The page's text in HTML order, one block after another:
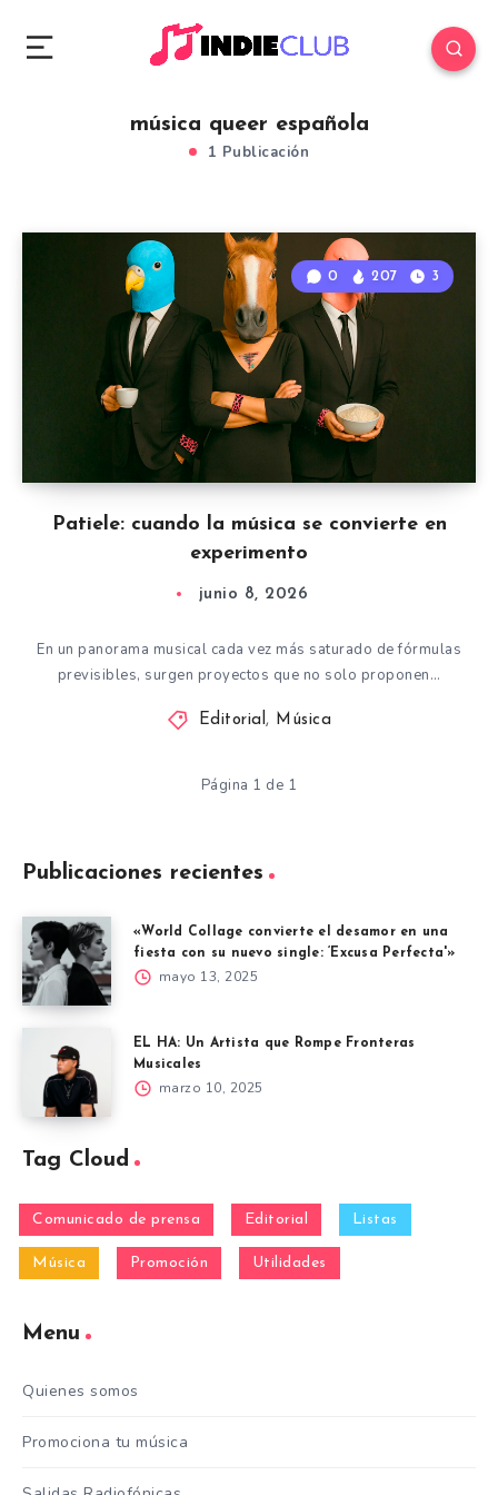
música queer española
1 Publicación
Patiele: cuando la música se convierte en
experimento
0 207 3
junio 8, 2026
En un panorama musical cada vez más saturado de fórmulas
previsibles, surgen proyectos que no solo proponen…
Editorial, Música
Página 1 de 1
Publicaciones recientes
«World Collage convierte el desamor en una
fiesta con su nuevo single: ‘Excusa Perfecta'»
mayo 13, 2025
EL HA: Un Artista que Rompe Fronteras
Musicales
marzo 10, 2025
Tag Cloud
Comunicado de prensa Editorial Listas
Música Promoción Utilidades
Menu
Quienes somos
Promociona tu música